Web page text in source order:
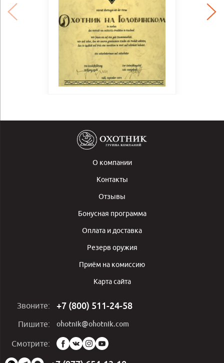
О компании
Контакты
Отзывы
Бонусная программа
Оплата и доставка
Резерв оружия
Приём на комиссию
Карта сайта
Звоните: +7 (800) 511-24-58
Пишите: ohotnik@ohotnik.com
Смотрите:
Мы
в
социальных